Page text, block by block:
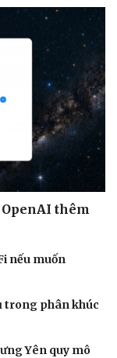
thêm
nếu muốn
trong phân khúc
Yên quy mô